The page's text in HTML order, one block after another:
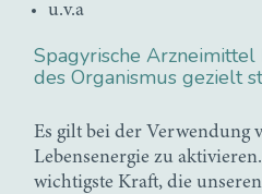
u.v.a
Spagyrische
des Organismus gezielt
Es gilt bei der Verwendung
Lebensenergie zu
wichtigste Kraft, die